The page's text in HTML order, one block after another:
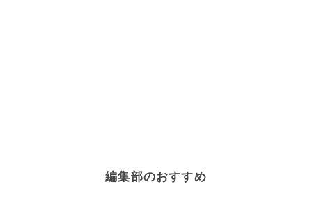
編集部のおすすめ